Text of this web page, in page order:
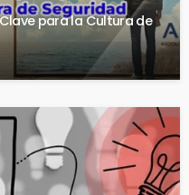
para la Cultura de